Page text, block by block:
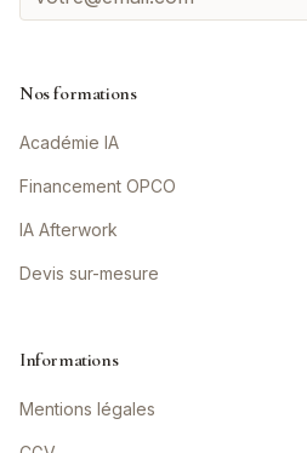
Nos formations
Académie IA
Financement OPCO
IA Afterwork
Devis sur-mesure
Informations
Mentions légales